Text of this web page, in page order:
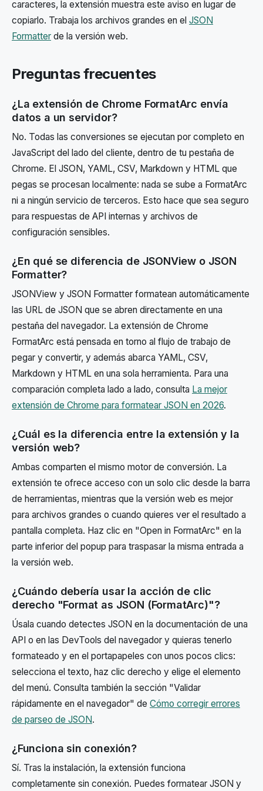
caracteres, la extensión muestra este aviso en lugar de
copiarlo. Trabaja los archivos grandes en el JSON
Formatter de la versión web.
Preguntas frecuentes
¿La extensión de Chrome FormatArc envía
datos a un servidor?
No. Todas las conversiones se ejecutan por completo en
JavaScript del lado del cliente, dentro de tu pestaña de
Chrome. El JSON, YAML, CSV, Markdown y HTML que
pegas se procesan localmente: nada se sube a FormatArc
ni a ningún servicio de terceros. Esto hace que sea seguro
para respuestas de API internas y archivos de
configuración sensibles.
¿En qué se diferencia de JSONView o JSON
Formatter?
JSONView y JSON Formatter formatean automáticamente
las URL de JSON que se abren directamente en una
pestaña del navegador. La extensión de Chrome
FormatArc está pensada en torno al flujo de trabajo de
pegar y convertir, y además abarca YAML, CSV,
Markdown y HTML en una sola herramienta. Para una
comparación completa lado a lado, consulta La mejor
extensión de Chrome para formatear JSON en 2026.
¿Cuál es la diferencia entre la extensión y la
versión web?
Ambas comparten el mismo motor de conversión. La
extensión te ofrece acceso con un solo clic desde la barra
de herramientas, mientras que la versión web es mejor
para archivos grandes o cuando quieres ver el resultado a
pantalla completa. Haz clic en "Open in FormatArc" en la
parte inferior del popup para traspasar la misma entrada a
la versión web.
¿Cuándo debería usar la acción de clic
derecho "Format as JSON (FormatArc)"?
Úsala cuando detectes JSON en la documentación de una
API o en las DevTools del navegador y quieras tenerlo
formateado y en el portapapeles con unos pocos clics:
selecciona el texto, haz clic derecho y elige el elemento
del menú. Consulta también la sección "Validar
rápidamente en el navegador" de Cómo corregir errores
de parseo de JSON.
¿Funciona sin conexión?
Sí. Tras la instalación, la extensión funciona
completamente sin conexión. Puedes formatear JSON y